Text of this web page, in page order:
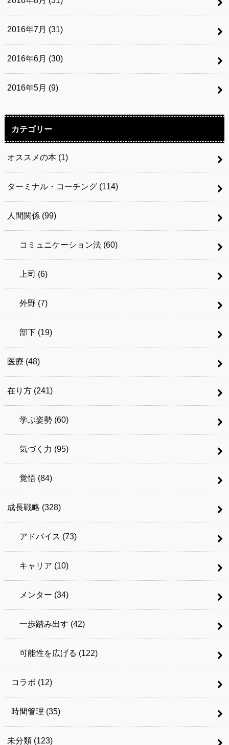
2016年7月 (31)
2016年6月 (30)
2016年5月 (9)
カテゴリー
オススメの本 (1)
ターミナル・コーチング (114)
人間関係 (99)
コミュニケーション法 (60)
上司 (6)
外野 (7)
部下 (19)
医療 (48)
在り方 (241)
学ぶ姿勢 (60)
気づく力 (95)
覚悟 (84)
成長戦略 (328)
アドバイス (73)
キャリア (10)
メンター (34)
一歩踏み出す (42)
可能性を広げる (122)
コラボ (12)
時間管理 (35)
未分類 (123)